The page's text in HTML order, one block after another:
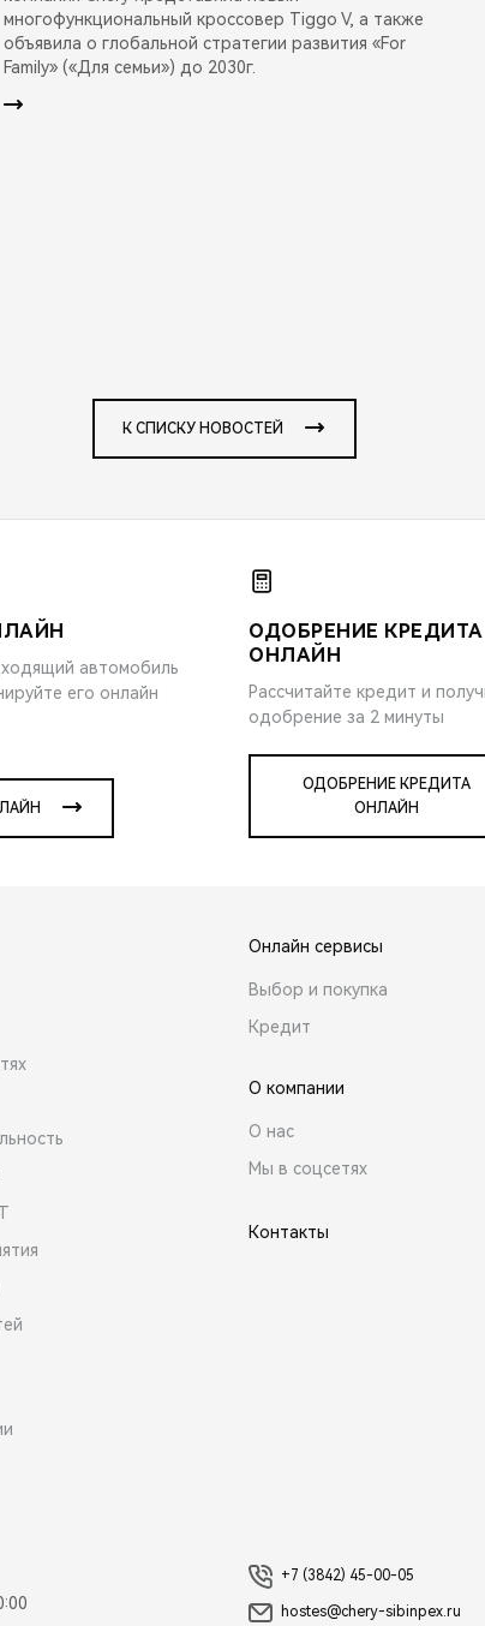
многофункциональный кроссовер Tiggo V, а также
объявила о глобальной стратегии развития «For
Family» («Для семьи») до 2030г.
К СПИСКУ НОВОСТЕЙ
автомобиль
его онлайн
ОДОБРЕНИЕ КРЕДИТА
ОНЛАЙН
Рассчитайте кредит и
одобрение за 2 минуты
ОДОБРЕНИЕ КРЕДИТА
ОНЛАЙН
Онлайн сервисы
Выбор и покупка
Кредит
О компании
О нас
Мы в соцсетях
Контакты
+7 (3842) 45-00-05
hostes@chery-sibinpex.ru